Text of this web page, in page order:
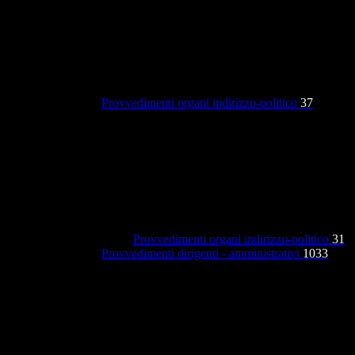
Provvedimenti organi indirizzo-politico 37
Provvedimenti organi indirizzo-politico 31
Provvedimenti dirigenti - amministrativi 1033